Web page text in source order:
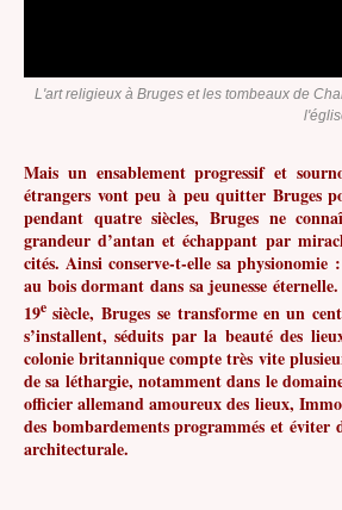
L'art religieux à Bruges et les tombeaux de
Mais un ensablement progressif et
étrangers vont peu à peu quitter Bruges
pendant quatre siècles, Bruges ne
grandeur d’antan et échappant par
cités. Ainsi conserve-t-elle sa physionomie
au bois dormant dans sa jeunesse
19e siècle, Bruges se transforme en un
s’installent, séduits par la beauté des
colonie britannique compte très vite
de sa léthargie, notamment dans le
officier allemand amoureux des lieux,
des bombardements programmés et éviter
architecturale.